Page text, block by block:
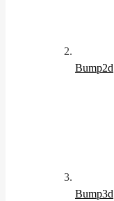
Bump2d
Bump3d